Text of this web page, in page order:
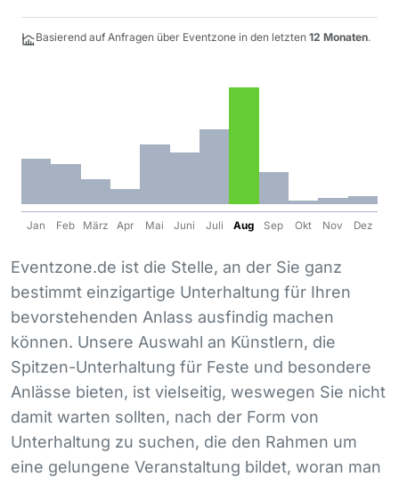
Basierend auf Anfragen über Eventzone in den letzten 12 Monaten.
Jan Feb März Apr Mai Juni Juli Aug Sep Okt Nov Dez
Eventzone.de ist die Stelle, an der Sie ganz
bestimmt einzigartige Unterhaltung für Ihren
bevorstehenden Anlass ausfindig machen
können. Unsere Auswahl an Künstlern, die
Spitzen-Unterhaltung für Feste und besondere
Anlässe bieten, ist vielseitig, weswegen Sie nicht
damit warten sollten, nach der Form von
Unterhaltung zu suchen, die den Rahmen um
eine gelungene Veranstaltung bildet, woran man